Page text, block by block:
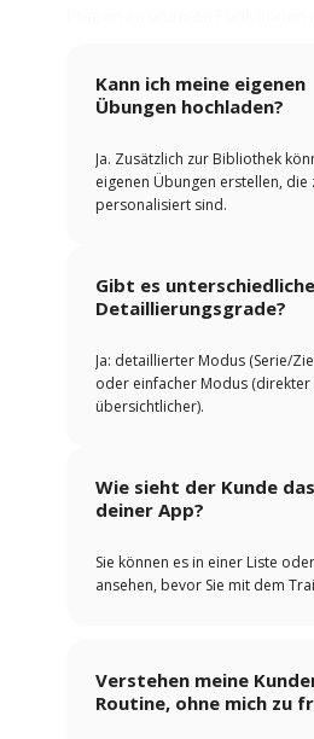
Kann ich meine eigenen
Übungen hochladen?
Ja. Zusätzlich zur Bibliothek
eigenen Übungen erstellen, die
personalisiert sind.
Gibt es unterschiedliche
Detaillierungsgrade?
Ja: detaillierter Modus (Serie/
oder einfacher Modus (direkter
übersichtlicher).
Wie sieht der Kunde
deiner App?
Sie können es in einer Liste
ansehen, bevor Sie mit dem
Verstehen meine
Routine, ohne mich zu